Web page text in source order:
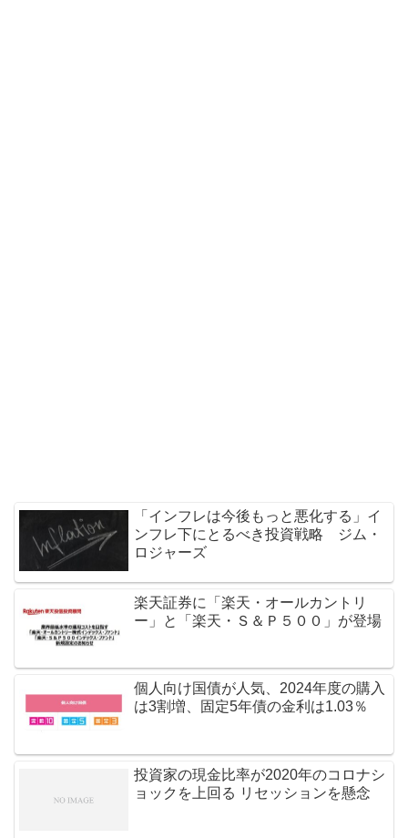
「インフレは今後もっと悪化する」イ
ンフレ下にとるべき投資戦略 ジム・
ロジャーズ
楽天証券に「楽天・オールカントリ
ー」と「楽天・Ｓ＆Ｐ５００」が登場
個人向け国債が人気、2024年度の購入
は3割増、固定5年債の金利は1.03％
投資家の現金比率が2020年のコロナシ
ョックを上回る リセッションを懸念